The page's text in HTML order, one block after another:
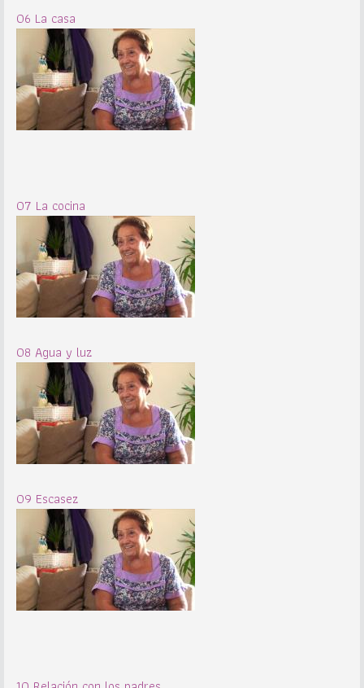
06 La casa
07 La cocina
08 Agua y luz
09 Escasez